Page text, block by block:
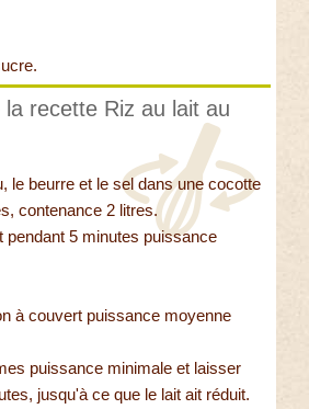
recette Riz au lait au
le beurre et le sel dans une cocotte
contenance 2 litres.
pendant 5 minutes puissance
à couvert puissance moyenne
puissance minimale et laisser
jusqu'à ce que le lait ait réduit.